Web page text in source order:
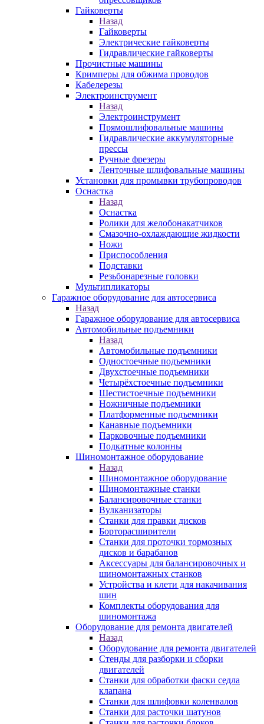
Гайковерты
Назад
Гайковерты
Электрические гайковерты
Гидравлические гайковерты
Прочистные машины
Кримперы для обжима проводов
Кабелерезы
Электроинструмент
Назад
Электроинструмент
Прямошлифовальные машины
Гидравлические аккумуляторные
прессы
Ручные фрезеры
Ленточные шлифовальные машины
Установки для промывки трубопроводов
Оснастка
Назад
Оснастка
Ролики для желобонакатчиков
Смазочно-охлаждающие жидкости
Ножи
Приспособления
Подставки
Резьбонарезные головки
Мультипликаторы
Гаражное оборудование для автосервиса
Назад
Гаражное оборудование для автосервиса
Автомобильные подъемники
Назад
Автомобильные подъемники
Одностоечные подъемники
Двухстоечные подъемники
Четырёхстоечные подъемники
Шестистоечные подъемники
Ножничные подъемники
Платформенные подъемники
Канавные подъемники
Парковочные подъемники
Подкатные колонны
Шиномонтажное оборудование
Назад
Шиномонтажное оборудование
Шиномонтажные станки
Балансировочные станки
Вулканизаторы
Станки для правки дисков
Борторасширители
Станки для проточки тормозных
дисков и барабанов
Аксессуары для балансировочных и
шиномонтажных станков
Устройства и клети для накачивания
шин
Комплекты оборудования для
шиномонтажа
Оборудование для ремонта двигателей
Назад
Оборудование для ремонта двигателей
Стенды для разборки и сборки
двигателей
Станки для обработки фаски седла
клапана
Станки для шлифовки коленвалов
Станки для расточки шатунов